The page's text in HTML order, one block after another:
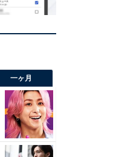
一ヶ月